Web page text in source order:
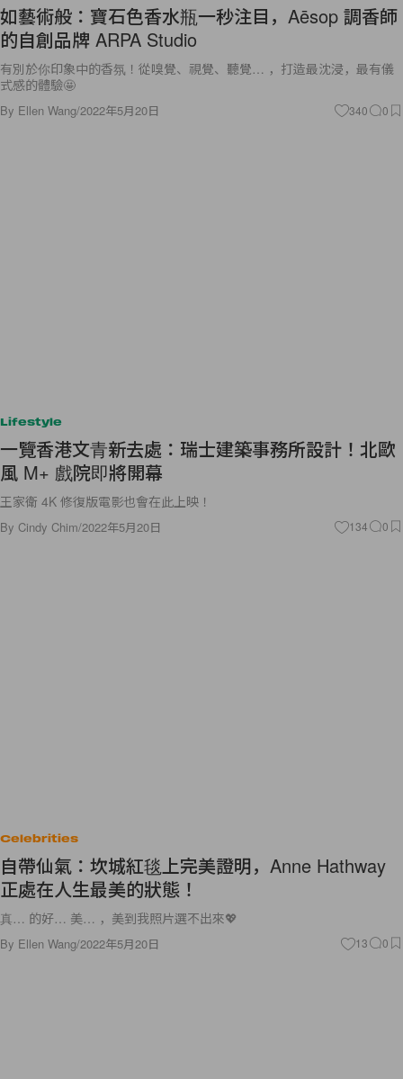
如藝術般：寶石色香水瓶一秒注目，Aēsop 調香師
的自創品牌 ARPA Studio
有別於你印象中的香氛！從嗅覺、視覺、聽覺… ，打造最沈浸，最有儀
式感的體驗🤩
By Ellen Wang/2022年5月20日 340 0
Lifestyle
一覽香港文青新去處：瑞士建築事務所設計！北歐
風 M+ 戲院即將開幕
王家衛 4K 修復版電影也會在此上映！
By Cindy Chim/2022年5月20日 134 0
Celebrities
自帶仙氣：坎城紅毯上完美證明，Anne Hathway
正處在人生最美的狀態！
真… 的好… 美… ，美到我照片選不出來💖
By Ellen Wang/2022年5月20日 13 0